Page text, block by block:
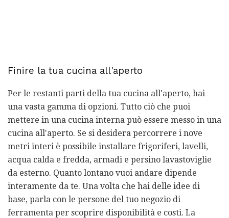
Finire la tua cucina all'aperto
Per le restanti parti della tua cucina all'aperto, hai
una vasta gamma di opzioni. Tutto ciò che puoi
mettere in una cucina interna può essere messo in una
cucina all'aperto. Se si desidera percorrere i nove
metri interi è possibile installare frigoriferi, lavelli,
acqua calda e fredda, armadi e persino lavastoviglie
da esterno. Quanto lontano vuoi andare dipende
interamente da te. Una volta che hai delle idee di
base, parla con le persone del tuo negozio di
ferramenta per scoprire disponibilità e costi. La